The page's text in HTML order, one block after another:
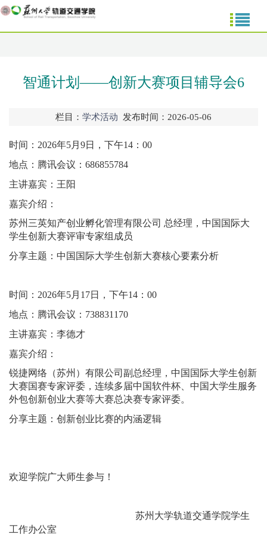
智通计划——创新大赛项目辅导会6
栏目： 学术活动 发布时间：2026-05-06
时间：2026年5月9日，下午14：00
地点：腾讯会议：686855784
主讲嘉宾：王阳
嘉宾介绍：
苏州三英知产创业孵化管理有限公司 总经理，中国国际大
学生创新大赛评审专家组成员
分享主题：中国国际大学生创新大赛核心要素分析
时间：2026年5月17日，下午14：00
地点：腾讯会议：738831170
主讲嘉宾：李德才
嘉宾介绍：
锐捷网络（苏州）有限公司副总经理，中国国际大学生创新
大赛国赛专家评委，连续多届中国软件杯、中国大学生服务
外包创新创业大赛等大赛总决赛专家评委。
分享主题：创新创业比赛的内涵逻辑
欢迎学院广大师生参与！
苏州大学轨道交通学院学生
工作办公室